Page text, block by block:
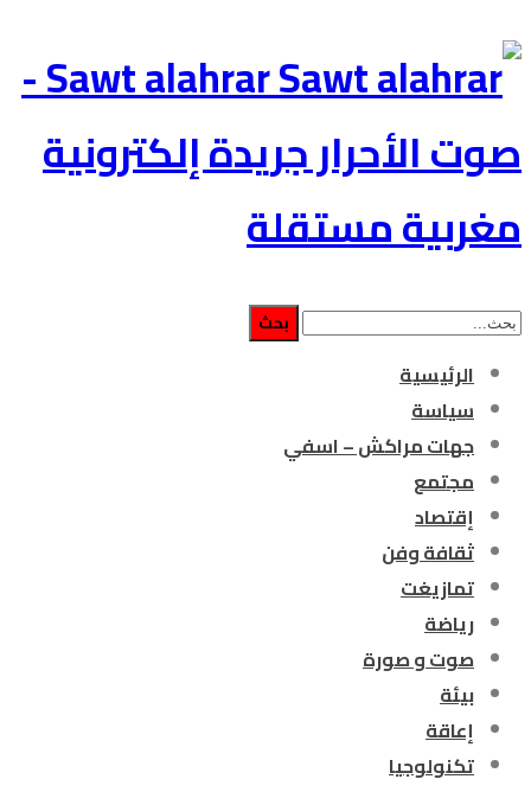
Sawt alahrar -
صوت الأحرار جريدة إلكترونية
مغربية مستقلة
الرئيسية
سياسة
جهات مراكش – اسفي
مجتمع
إقتصاد
ثقافة وفن
تمازيغت
رياضة
صوت و صورة
بيئة
إعاقة
تكنولوجيا